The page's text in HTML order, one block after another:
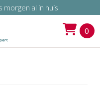
al in huis
0